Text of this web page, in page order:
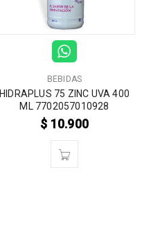
BEBIDAS
HIDRAPLUS 75 ZINC UVA 400
ML 7702057010928
$ 10.900